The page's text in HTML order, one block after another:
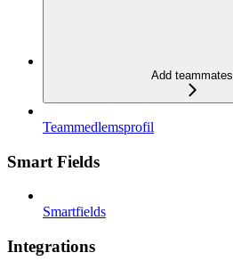
Add teammates
Teammedlemsprofil
Smart Fields
Smartfields
Integrations